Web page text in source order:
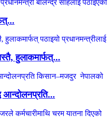
हुलाकमार्फत्...
आन्दोलनप्रति...